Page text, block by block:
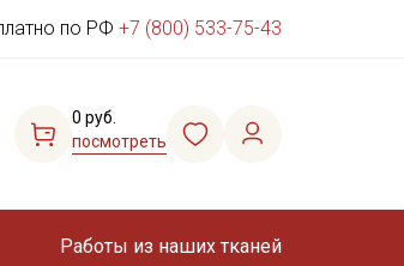
по РФ +7 (800) 533-75-43
0 руб.
посмотреть
Работы из наших тканей